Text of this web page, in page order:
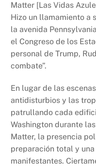
Matter [Las Vidas
Hizo un llamamiento a
la avenida
el Congreso de los
personal de Trump,
combate”.
En lugar de las
antidisturbios y las
patrullando cada
Washington durante
Matter, la presencia
preparación total y
manifestantes.